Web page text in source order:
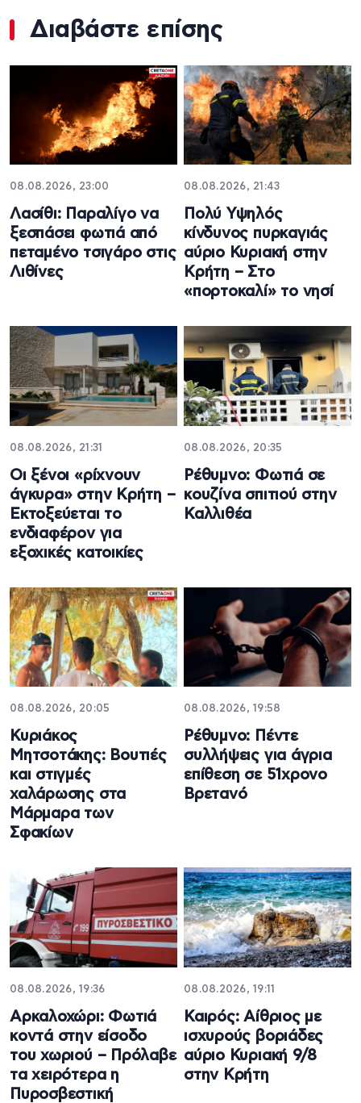
Διαβάστε επίσης
08.08.2026, 23:00
Λασίθι: Παραλίγο να
ξεσπάσει φωτιά από
πεταμένο τσιγάρο στις
Λιθίνες
08.08.2026, 21:43
Πολύ Υψηλός
κίνδυνος πυρκαγιάς
αύριο Κυριακή στην
Κρήτη – Στο
«πορτοκαλί» το νησί
08.08.2026, 21:31
Οι ξένοι «ρίχνουν
άγκυρα» στην Κρήτη –
Εκτοξεύεται το
ενδιαφέρον για
εξοχικές κατοικίες
08.08.2026, 20:35
Ρέθυμνο: Φωτιά σε
κουζίνα σπιτιού στην
Καλλιθέα
08.08.2026, 20:05
Κυριάκος
Μητσοτάκης: Βουτιές
και στιγμές
χαλάρωσης στα
Μάρμαρα των
Σφακίων
08.08.2026, 19:58
Ρέθυμνο: Πέντε
συλλήψεις για άγρια
επίθεση σε 51χρονο
Βρετανό
08.08.2026, 19:36
Αρκαλοχώρι: Φωτιά
κοντά στην είσοδο
του χωριού – Πρόλαβε
τα χειρότερα η
Πυροσβεστική
08.08.2026, 19:11
Καιρός: Αίθριος με
ισχυρούς βοριάδες
αύριο Κυριακή 9/8
στην Κρήτη